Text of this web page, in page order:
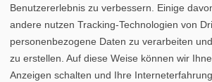
Benutzererlebnis zu verbessern. Einige
andere nutzen Tracking-Technologien von
personenbezogene Daten zu verarbeiten
zu erstellen. Auf diese Weise können wir
Anzeigen schalten und Ihre